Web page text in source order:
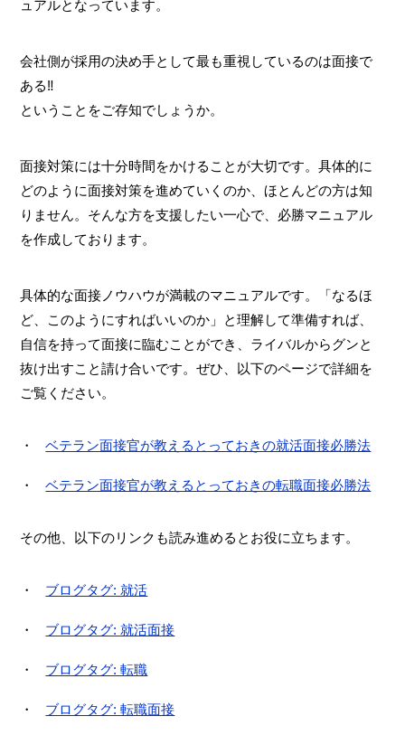
ュアルとなっています。
会社側が採用の決め手として最も重視しているのは面接で
ある‼
ということをご存知でしょうか。
面接対策には十分時間をかけることが大切です。具体的に
どのように面接対策を進めていくのか、ほとんどの方は知
りません。そんな方を支援したい一心で、必勝マニュアル
を作成しております。
具体的な面接ノウハウが満載のマニュアルです。「なるほ
ど、このようにすればいいのか」と理解して準備すれば、
自信を持って面接に臨むことができ、ライバルからグンと
抜け出すこと請け合いです。ぜひ、以下のページで詳細を
ご覧ください。
ベテラン面接官が教えるとっておきの就活面接必勝法
ベテラン面接官が教えるとっておきの転職面接必勝法
その他、以下のリンクも読み進めるとお役に立ちます。
ブログタグ: 就活
ブログタグ: 就活面接
ブログタグ: 転職
ブログタグ: 転職面接